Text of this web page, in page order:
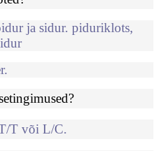
ja sidur. piduriklots,
T või L/C.